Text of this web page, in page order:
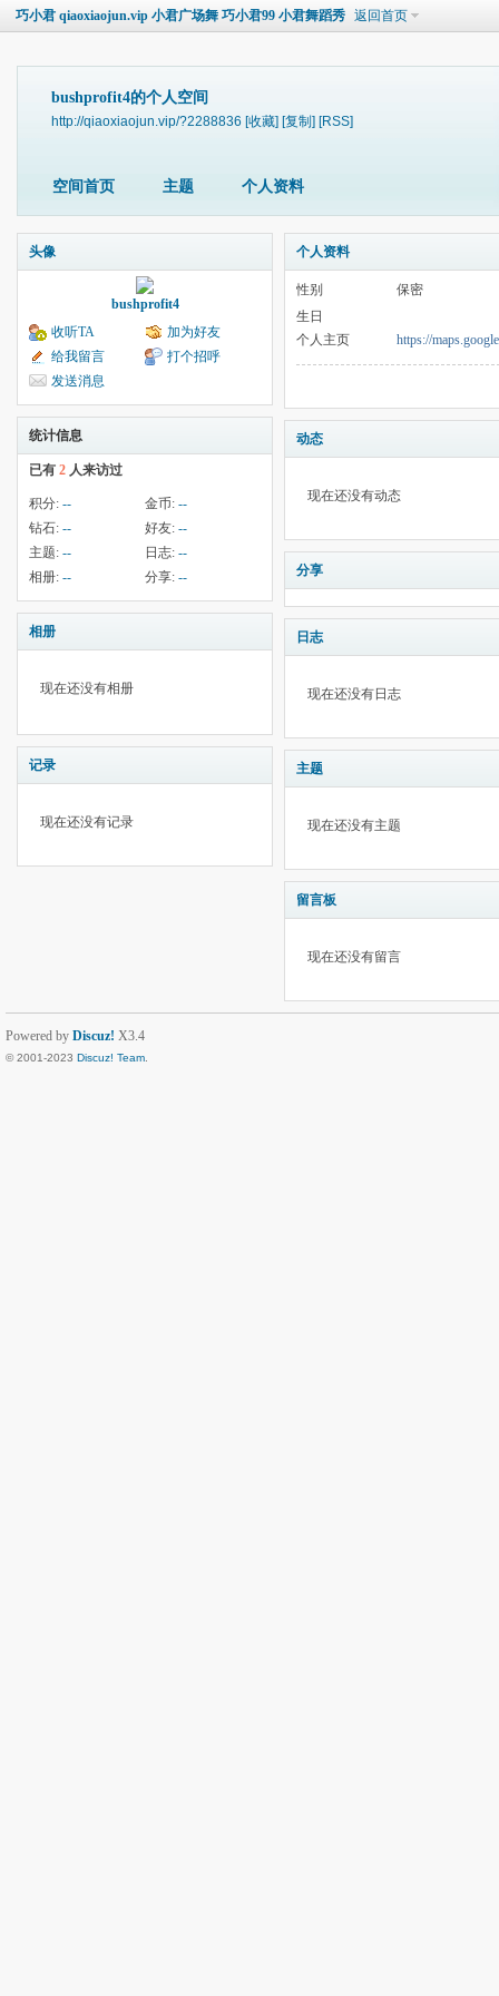
巧小君 qiaoxiaojun.vip 小君广场舞 巧小君99 小君舞蹈秀 返回首页
bushprofit4的个人空间
http://qiaoxiaojun.vip/?2288836 [收藏] [复制] [RSS]
空间首页 主题 个人资料
头像
bushprofit4
收听TA
加为好友
给我留言
打个招呼
发送消息
统计信息
已有 2 人来访过
积分: -- 金币: --
钻石: -- 好友: --
主题: -- 日志: --
相册: -- 分享: --
相册
现在还没有相册
记录
现在还没有记录
个人资料
性别
保密
生日
个人主页
https://
动态
现在还没有动态
分享
日志
现在还没有日志
主题
现在还没有主题
留言板
现在还没有留言
Powered by Discuz! X3.4
© 2001-2023 Discuz! Team